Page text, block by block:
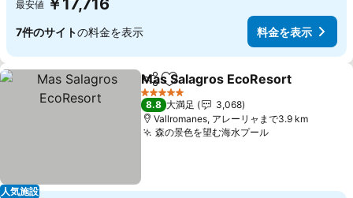
最安値 ￥17,716
7件のサイトの料金を表示 料金を表示
人気施設
シェアお気に入りに追加
Mas Salagros EcoResort
5 ホテルのランク
8.8 大満足
3,068
Vallromanes, アレーリャまで3.9 km
森の景色を望む海水プール料金を表示